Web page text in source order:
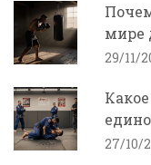
мире
29/11/
27/10/